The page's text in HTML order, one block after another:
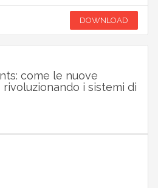
DOWNLOAD
come le nuove
i sistemi di